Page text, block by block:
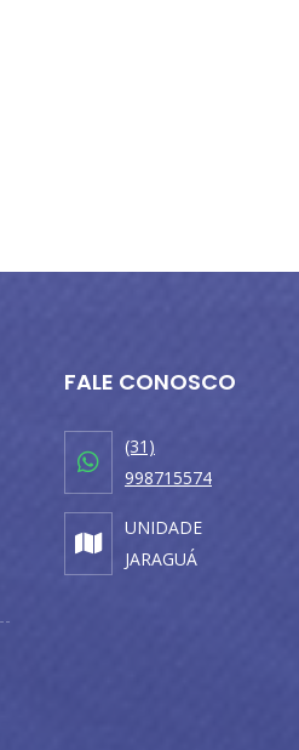
FALE CONOSCO
(31)
998715574
UNIDADE
JARAGUÁ